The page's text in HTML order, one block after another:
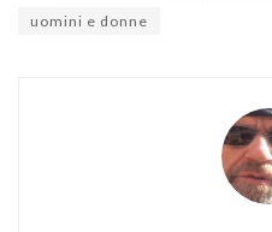
uomini e donne